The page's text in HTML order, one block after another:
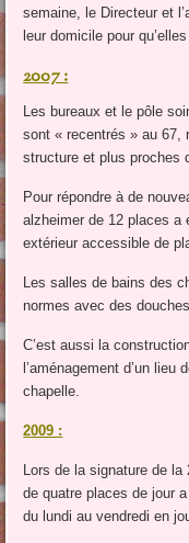
semaine, le Directeur et
leur domicile pour
2007 :
Les bureaux et le pôle
sont « recentrés » au 67,
structure et plus proches
Pour répondre à de
alzheimer de 12 places a
extérieur accessible de
Les salles de bains des
normes avec des douches
C’est aussi la
l’aménagement d’un lieu
chapelle.
2009 :
Lors de la signature de la
de quatre places de jour
du lundi au vendredi en